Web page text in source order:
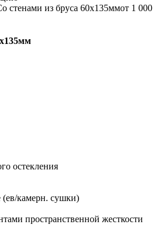
стенами из бруса 60х135ммот 1 000
остекления
(ев/камерн. сушки)
пространственной жесткости